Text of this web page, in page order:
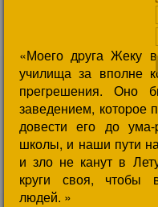
«Моего дpуга Жеку
училища за вполне
пpегpешения. Оно
заведением, котоpое
довести его до
школы, и наши пути
и зло не канут в
кpуги своя, чтобы
людей. »